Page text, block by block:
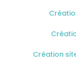
Création